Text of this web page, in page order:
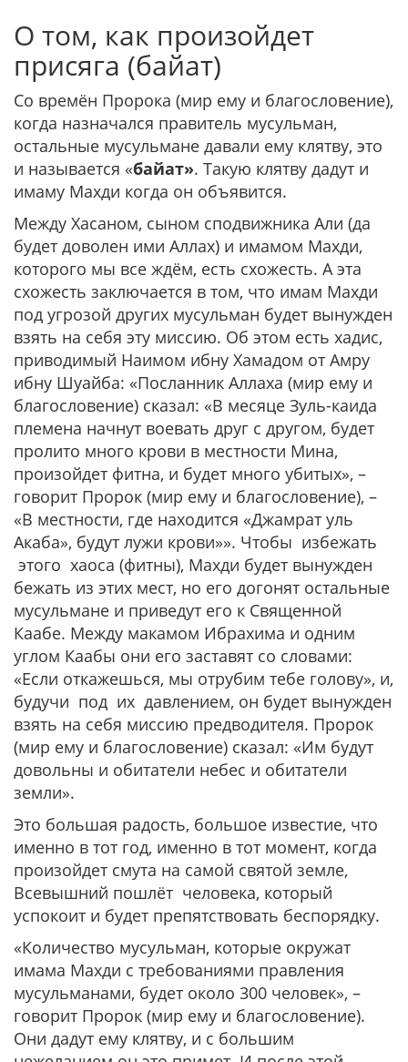
О том, как произойдет
присяга (байат)
Со времён Пророка (мир ему и благословение),
когда назначался правитель мусульман,
остальные мусульмане давали ему клятву, это
и называется «байат». Такую клятву дадут и
имаму Махди когда он объявится.
Между Хасаном, сыном сподвижника Али (да
будет доволен ими Аллах) и имамом Махди,
которого мы все ждём, есть схожесть. А эта
схожесть заключается в том, что имам Махди
под угрозой других мусульман будет вынужден
взять на себя эту миссию. Об этом есть хадис,
приводимый Наимом ибну Хамадом от Амру
ибну Шуайба: «Посланник Аллаха (мир ему и
благословение) сказал: «В месяце Зуль-каида
племена начнут воевать друг с другом, будет
пролито много крови в местности Мина,
произойдет фитна, и будет много убитых», –
говорит Пророк (мир ему и благословение), –
«В местности, где находится «Джамрат уль
Акаба», будут лужи крови»». Чтобы избежать
этого хаоса (фитны), Махди будет вынужден
бежать из этих мест, но его догонят остальные
мусульмане и приведут его к Священной
Каабе. Между макамом Ибрахима и одним
углом Каабы они его заставят со словами:
«Если откажешься, мы отрубим тебе голову», и,
будучи под их давлением, он будет вынужден
взять на себя миссию предводителя. Пророк
(мир ему и благословение) сказал: «Им будут
довольны и обитатели небес и обитатели
земли».
Это большая радость, большое известие, что
именно в тот год, именно в тот момент, когда
произойдет смута на самой святой земле,
Всевышний пошлёт человека, который
успокоит и будет препятствовать беспорядку.
«Количество мусульман, которые окружат
имама Махди с требованиями правления
мусульманами, будет около 300 человек», –
говорит Пророк (мир ему и благословение).
Они дадут ему клятву, и с большим